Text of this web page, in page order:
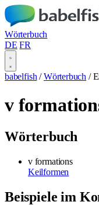
Wörterbuch
DE FR
babelfish / Wörterbuch /
v
Wörterbuch
v formations
Keilformen
Beispiele im